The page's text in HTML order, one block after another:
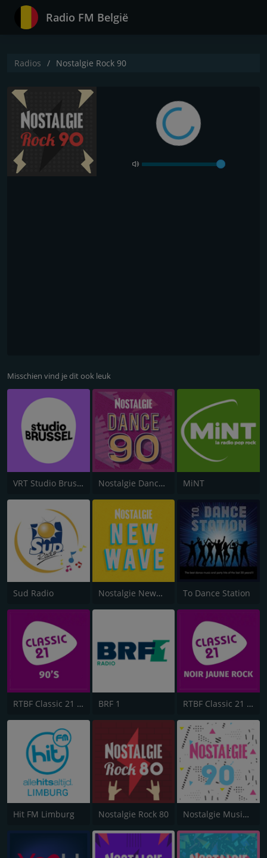
Radio FM België
Radios Nostalgie Rock 90
Misschien vind je dit ook leuk
VRT Studio Brussel Nostalgie Dance 90 MiNT
Sud Radio Nostalgie NewWave To Dance Station
RTBF Classic 21 90's BRF 1 RTBF Classic 21 Reggae
Hit FM Limburg Nostalgie Rock 80 Nostalgie Musique 90